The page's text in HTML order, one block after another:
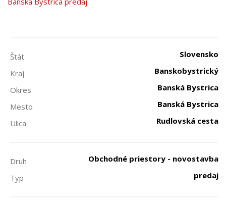
Štát
Slovensko
Kraj
Banskobystrický
Okres
Banská Bystrica
Mesto
Banská Bystrica
Ulica
Rudlovská cesta
Druh
Obchodné priestory - novostavba
Typ
predaj